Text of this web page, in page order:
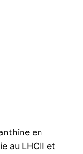
en
au LHCII et